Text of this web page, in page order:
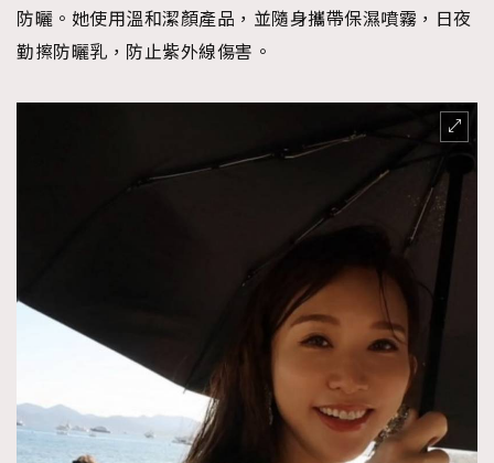
防曬。她使用溫和潔顏產品，並隨身攜帶保濕噴霧，日夜
勤擦防曬乳，防止紫外線傷害。